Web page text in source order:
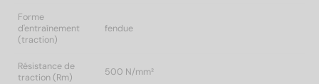
Forme
d'entraînement
(traction)
fendue
Résistance de
traction (Rm)
500 N/mm²